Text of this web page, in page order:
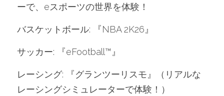
ーで、eスポーツの世界を体験！
バスケットボール: 『NBA 2K26』
サッカー: 『eFootball™』
レーシング: 『グランツーリスモ』（リアルな
レーシングシミュレーターで体験！）